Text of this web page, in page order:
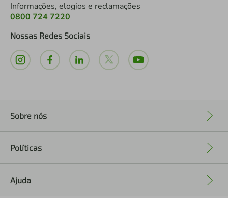
Informações, elogios e reclamações
0800 724 7220
Nossas Redes Sociais
Sobre nós
Políticas
Ajuda